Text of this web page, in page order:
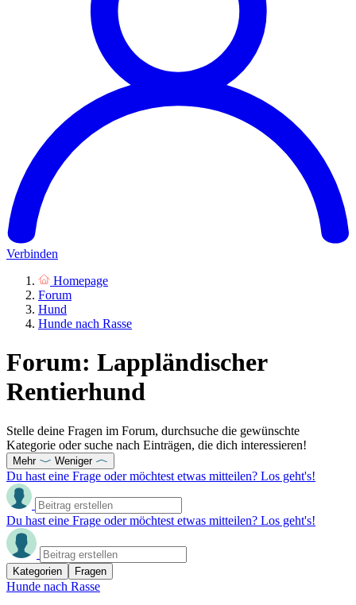
Verbinden
Homepage
Forum
Hund
Hunde nach Rasse
Forum: Lappländischer
Rentierhund
Stelle deine Fragen im Forum, durchsuche die gewünschte
Kategorie oder suche nach Einträgen, die dich interessieren!
Mehr Weniger
Du hast eine Frage oder möchtest etwas mitteilen? Los geht's!
Du hast eine Frage oder möchtest etwas mitteilen? Los geht's!
Kategorien Fragen
Hunde nach Rasse